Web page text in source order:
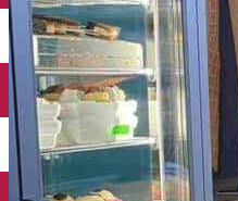
Închirieri auto
Închirieri biciclete
Taxi
Încărcare